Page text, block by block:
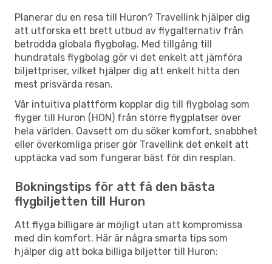
Planerar du en resa till Huron? Travellink hjälper dig
att utforska ett brett utbud av flygalternativ från
betrodda globala flygbolag. Med tillgång till
hundratals flygbolag gör vi det enkelt att jämföra
biljettpriser, vilket hjälper dig att enkelt hitta den
mest prisvärda resan.
Vår intuitiva plattform kopplar dig till flygbolag som
flyger till Huron (HON) från större flygplatser över
hela världen. Oavsett om du söker komfort, snabbhet
eller överkomliga priser gör Travellink det enkelt att
upptäcka vad som fungerar bäst för din resplan.
Bokningstips för att få den bästa
flygbiljetten till Huron
Att flyga billigare är möjligt utan att kompromissa
med din komfort. Här är några smarta tips som
hjälper dig att boka billiga biljetter till Huron: